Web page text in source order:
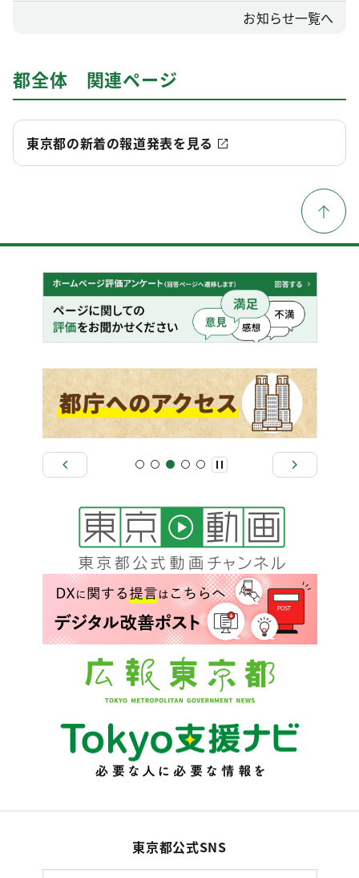
お知らせ一覧へ
都全体 関連ページ
東京都の新着の報道発表を見る
東京都公式SNS